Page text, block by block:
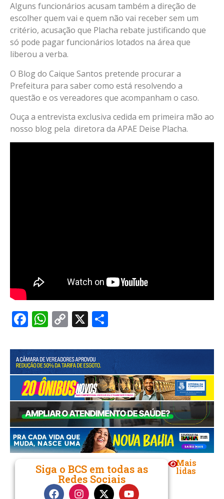
Alguns funcionários acusam também a direção de
escolher quem vai e quem não vai receber sem um
critério, acusação que Placha rebate justificando que
só pode pagar funcionários lotados na área que
liberou a verba.
O Blog do Caique Santos pretende procurar a
Prefeitura para saber como está resolvendo a
questão e os vereadores que acompanham o caso.
Ouça a entrevista exclusiva cedida em primeira mão ao
nosso blog pela diretora da APAE Deise Placha.
Facebook
WhatsApp
Copy
X
Siga o BCS em todas as
Redes Sociais
Mais
lidas